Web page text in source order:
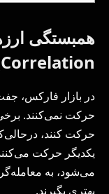
Correlation)
در بازار فارکس،
حرکت نمی‌کنند.
حرکت کنند،
یکدیگر حرکت
می‌شود، به
بهتری بگیرند.